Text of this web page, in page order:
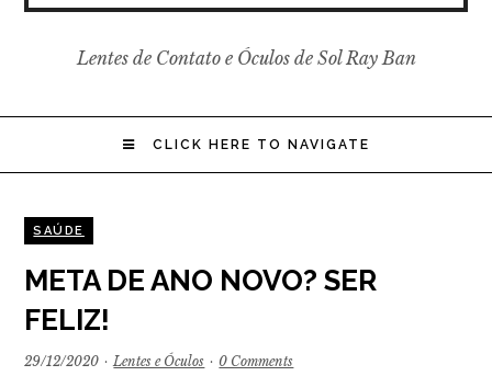
Lentes de Contato e Óculos de Sol Ray Ban
CLICK HERE TO NAVIGATE
SAÚDE
META DE ANO NOVO? SER
FELIZ!
29/12/2020 · Lentes e Óculos · 0 Comments